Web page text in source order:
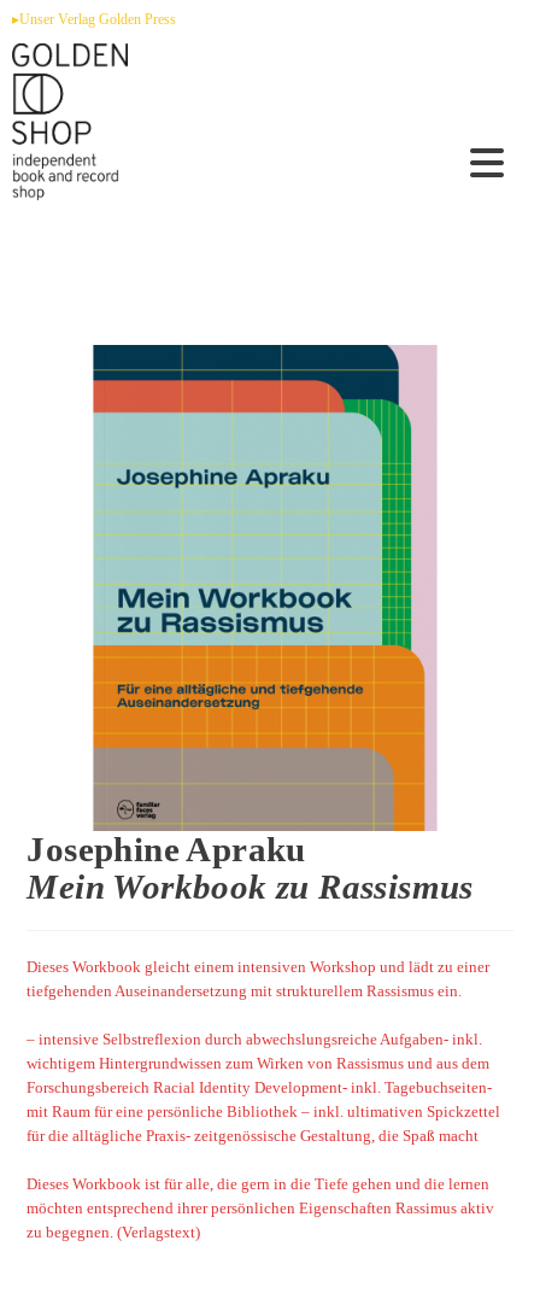
Zum
springen
▸Unser Verlag Golden Press
Josephine Apraku
Mein Workbook zu Rassismus
Dieses Workbook gleicht einem intensiven Workshop und lädt zu einer
tiefgehenden Auseinandersetzung mit strukturellem Rassismus ein.
– intensive Selbstreflexion durch abwechslungsreiche Aufgaben- inkl.
wichtigem Hintergrundwissen zum Wirken von Rassismus und aus dem
Forschungsbereich Racial Identity Development- inkl. Tagebuchseiten-
mit Raum für eine persönliche Bibliothek – inkl. ultimativen Spickzettel
für die alltägliche Praxis- zeitgenössische Gestaltung, die Spaß macht
Dieses Workbook ist für alle, die gern in die Tiefe gehen und die lernen
möchten entsprechend ihrer persönlichen Eigenschaften Rassimus aktiv
zu begegnen. (Verlagstext)